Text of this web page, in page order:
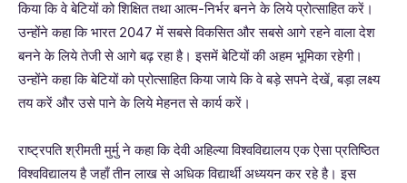
किया कि वे बेटियों को शिक्षित तथा आत्म-निर्भर बनने के लिये प्रोत्साहित करें।
उन्होंने कहा कि भारत 2047 में सबसे विकसित और सबसे आगे रहने वाला देश
बनने के लिये तेजी से आगे बढ़ रहा है। इसमें बेटियों की अहम भूमिका रहेगी।
उन्होंने कहा कि बेटियों को प्रोत्साहित किया जाये कि वे बड़े सपने देखें, बड़ा लक्ष्य
तय करें और उसे पाने के लिये मेहनत से कार्य करें।
राष्ट्रपति श्रीमती मुर्मु ने कहा कि देवी अहिल्या विश्वविद्यालय एक ऐसा प्रतिष्ठित
विश्वविद्यालय है जहाँ तीन लाख से अधिक विद्यार्थी अध्ययन कर रहे है। इस